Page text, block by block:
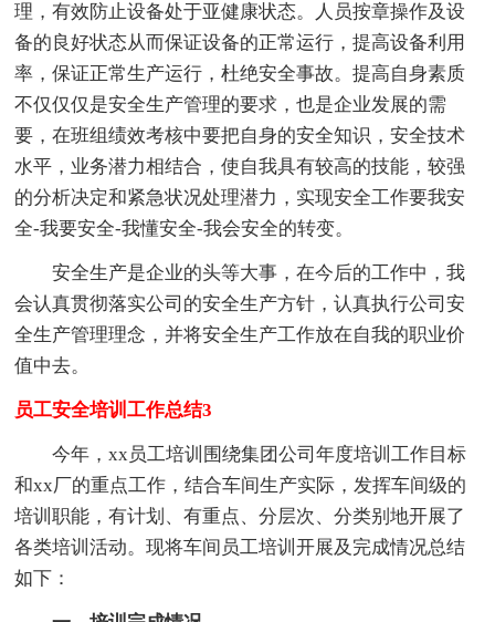
理，有效防止设备处于亚健康状态。人员按章操作及设
备的良好状态从而保证设备的正常运行，提高设备利用
率，保证正常生产运行，杜绝安全事故。提高自身素质
不仅仅仅是安全生产管理的要求，也是企业发展的需
要，在班组绩效考核中要把自身的安全知识，安全技术
水平，业务潜力相结合，使自我具有较高的技能，较强
的分析决定和紧急状况处理潜力，实现安全工作要我安
全-我要安全-我懂安全-我会安全的转变。
安全生产是企业的头等大事，在今后的工作中，我
会认真贯彻落实公司的安全生产方针，认真执行公司安
全生产管理理念，并将安全生产工作放在自我的职业价
值中去。
员工安全培训工作总结3
今年，xx员工培训围绕集团公司年度培训工作目标
和xx厂的重点工作，结合车间生产实际，发挥车间级的
培训职能，有计划、有重点、分层次、分类别地开展了
各类培训活动。现将车间员工培训开展及完成情况总结
如下：